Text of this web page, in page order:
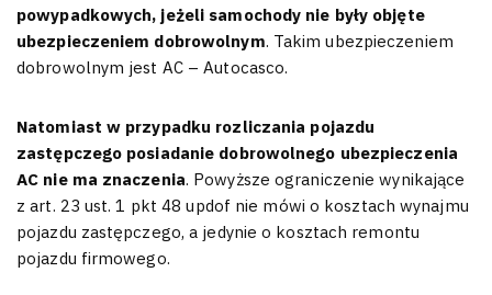
powypadkowych, jeżeli samochody nie były objęte
ubezpieczeniem dobrowolnym. Takim ubezpieczeniem
dobrowolnym jest AC – Autocasco.
Natomiast w przypadku rozliczania pojazdu
zastępczego posiadanie dobrowolnego ubezpieczenia
AC nie ma znaczenia. Powyższe ograniczenie wynikające
z art. 23 ust. 1 pkt 48 updof nie mówi o kosztach wynajmu
pojazdu zastępczego, a jedynie o kosztach remontu
pojazdu firmowego.